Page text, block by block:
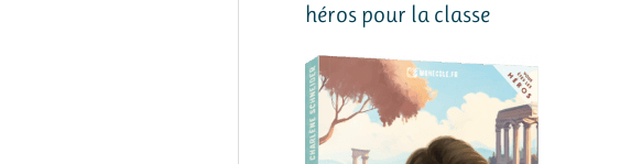
héros pour la classe